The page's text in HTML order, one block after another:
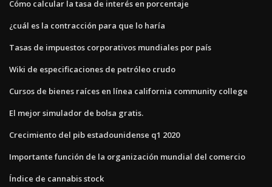
Cómo calcular la tasa de interés en porcentaje
¿cuál es la contracción para que lo haría
Tasas de impuestos corporativos mundiales por país
Wiki de especificaciones de petróleo crudo
Cursos de bienes raíces en línea california community college
El mejor simulador de bolsa gratis.
Crecimiento del pib estadounidense q1 2020
Importante función de la organización mundial del comercio
Índice de cannabis stock